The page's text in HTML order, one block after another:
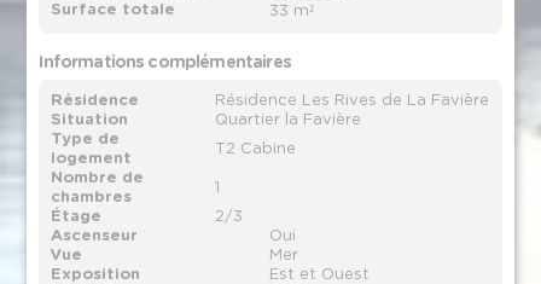
Surface totale
33 m²
Informations complémentaires
Résidence
Résidence Les Rives de La Favière
Situation
Quartier la Favière
Type de
logement
T2 Cabine
Nombre de
chambres
1
Étage
2/3
Ascenseur
Oui
Vue
Mer
Exposition
Est et Ouest